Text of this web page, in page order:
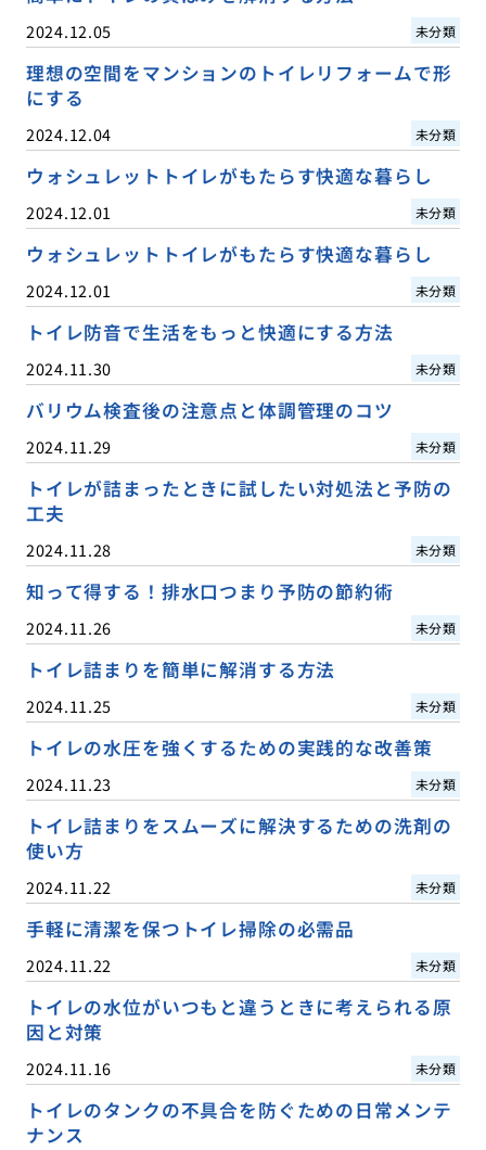
2024.12.05 未分類
理想の空間をマンションのトイレリフォームで形
にする
2024.12.04 未分類
ウォシュレットトイレがもたらす快適な暮らし
2024.12.01 未分類
ウォシュレットトイレがもたらす快適な暮らし
2024.12.01 未分類
トイレ防音で生活をもっと快適にする方法
2024.11.30 未分類
バリウム検査後の注意点と体調管理のコツ
2024.11.29 未分類
トイレが詰まったときに試したい対処法と予防の
工夫
2024.11.28 未分類
知って得する！排水口つまり予防の節約術
2024.11.26 未分類
トイレ詰まりを簡単に解消する方法
2024.11.25 未分類
トイレの水圧を強くするための実践的な改善策
2024.11.23 未分類
トイレ詰まりをスムーズに解決するための洗剤の
使い方
2024.11.22 未分類
手軽に清潔を保つトイレ掃除の必需品
2024.11.22 未分類
トイレの水位がいつもと違うときに考えられる原
因と対策
2024.11.16 未分類
トイレのタンクの不具合を防ぐための日常メンテ
ナンス